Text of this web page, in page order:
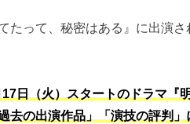
たって、秘密はある』に出演
日（火）スタートのドラマ『
去の出演作品」「演技の評判」